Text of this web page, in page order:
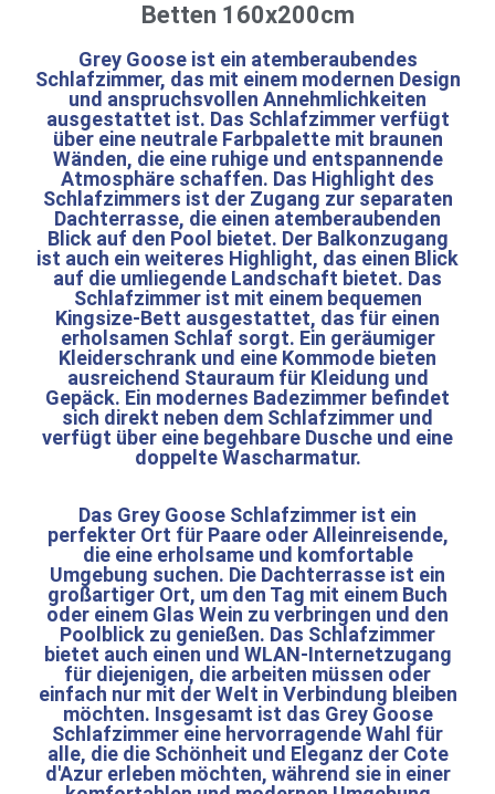
Betten 160x200cm
Grey Goose ist ein atemberaubendes
Schlafzimmer, das mit einem modernen Design
und anspruchsvollen Annehmlichkeiten
ausgestattet ist. Das Schlafzimmer verfügt
über eine neutrale Farbpalette mit braunen
Wänden, die eine ruhige und entspannende
Atmosphäre schaffen. Das Highlight des
Schlafzimmers ist der Zugang zur separaten
Dachterrasse, die einen atemberaubenden
Blick auf den Pool bietet. Der Balkonzugang
ist auch ein weiteres Highlight, das einen Blick
auf die umliegende Landschaft bietet. Das
Schlafzimmer ist mit einem bequemen
Kingsize-Bett ausgestattet, das für einen
erholsamen Schlaf sorgt. Ein geräumiger
Kleiderschrank und eine Kommode bieten
ausreichend Stauraum für Kleidung und
Gepäck. Ein modernes Badezimmer befindet
sich direkt neben dem Schlafzimmer und
verfügt über eine begehbare Dusche und eine
doppelte Wascharmatur.
Das Grey Goose Schlafzimmer ist ein
perfekter Ort für Paare oder Alleinreisende,
die eine erholsame und komfortable
Umgebung suchen. Die Dachterrasse ist ein
großartiger Ort, um den Tag mit einem Buch
oder einem Glas Wein zu verbringen und den
Poolblick zu genießen. Das Schlafzimmer
bietet auch einen und WLAN-Internetzugang
für diejenigen, die arbeiten müssen oder
einfach nur mit der Welt in Verbindung bleiben
möchten. Insgesamt ist das Grey Goose
Schlafzimmer eine hervorragende Wahl für
alle, die die Schönheit und Eleganz der Cote
d'Azur erleben möchten, während sie in einer